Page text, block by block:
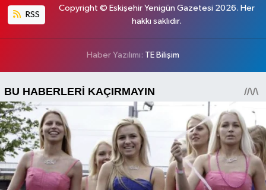
RSS
Copyright © Eskişehir Yenigün Gazetesi 2026. Her
hakkı saklıdır.
Haber Yazılımı: TE Bilişim